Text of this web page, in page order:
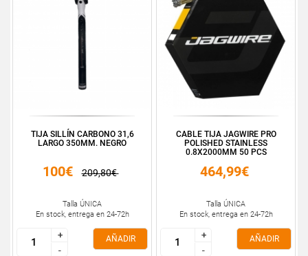
TIJA SILLÍN CARBONO 31,6
LARGO 350MM. NEGRO
100€ 209,80€
Talla ÚNICA
En stock, entrega en 24-72h
+
-
+
-
AÑADIR
CABLE TIJA JAGWIRE PRO
POLISHED STAINLESS
0.8X2000MM 50 PCS
464,99€
Talla ÚNICA
En stock, entrega en 24-72h
+
-
+
-
AÑADIR